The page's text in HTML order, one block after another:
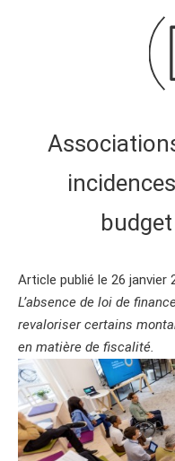
Article publié le 26 janvier
L’absence de loi de
revaloriser certains
en matière de fiscalité.